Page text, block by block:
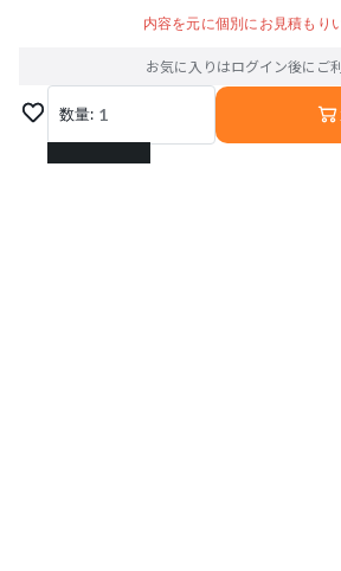
内容を元に個別にお見積もり
お気に入りはログイン後にご
数量: 1
1